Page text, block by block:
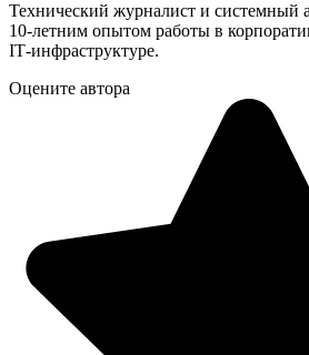
Технический журналист и системный
10‑летним опытом работы в
IT‑инфраструктуре.
Оцените автора